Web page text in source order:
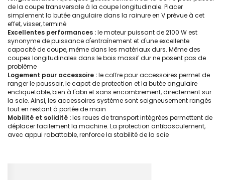
de la coupe transversale à la coupe longitudinale. Placer
simplement la butée angulaire dans la rainure en V prévue à cet
effet, visser, terminé
Excellentes performances :le moteur puissant de 2100 W est
synonyme de puissance d'entraînement et d'une excellente
capacité de coupe, même dans les matériaux durs. Même des
coupes longitudinales dans le bois massif dur ne posent pas de
problème
Logement pour accessoire :le coffre pour accessoires permet de
ranger le poussoir, le capot de protection et la butée angulaire
encliquetable, bien à l'abri et sans encombrement, directement sur
la scie. Ainsi, les accessoires système sont soigneusement rangés
tout en restant à portée de main
Mobilité et solidité :les roues de transport intégrées permettent de
déplacer facilement la machine. La protection antibasculement,
avec appui rabattable, renforce la stabilité de la scie